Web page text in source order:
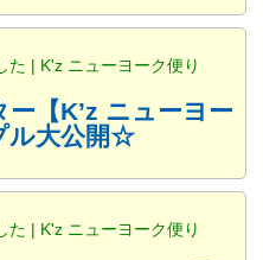
た | K'z ニューヨーク便り
【K’z ニューヨー
ル大公開☆
た | K'z ニューヨーク便り